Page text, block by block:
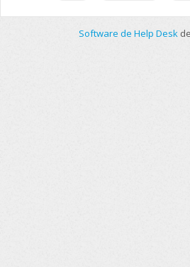
Software de Help Desk